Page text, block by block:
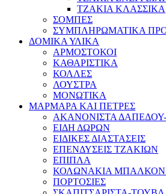
ΤΖΑΚΙΑ ΚΛΑΣΣΙΚΑ
ΣΟΜΠΕΣ
ΣΥΜΠΛΗΡΩΜΑΤΙΚΑ
ΔΟΜΙΚΑ ΥΛΙΚΑ
ΑΡΜΟΣΤΟΚΟΙ
ΚΑΘΑΡΙΣΤΙΚΑ
ΚΟΛΛΕΣ
ΛΟΥΣΤΡΑ
ΜΟΝΩΤΙΚΑ
ΜΑΡΜΑΡΑ ΚΑΙ ΠΕΤΡΕΣ
ΑΚΑΝΟΝΙΣΤΑ
ΕΙΔΗ ΔΩΡΩΝ
ΕΙΔΙΚΕΣ ΔΙΑΣΤΑΣΕΙΣ
ΕΠΕΝΔΥΣΕΙΣ ΤΖΑΚΙΩΝ
ΕΠΙΠΛΑ
ΚΟΛΩΝΑΚΙΑ
ΠΟΡΤΟΣΙΕΣ